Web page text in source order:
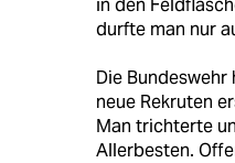
in den
durfte man nur
Die
neue Rekruten
Man trichterte
Allerbesten.